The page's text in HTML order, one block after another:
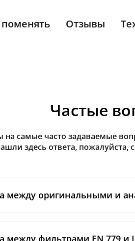
Отзывы
Частые
самые часто задаваемые
здесь ответа,
между оригинальными и
производственными
между фильтрами EN 779 и